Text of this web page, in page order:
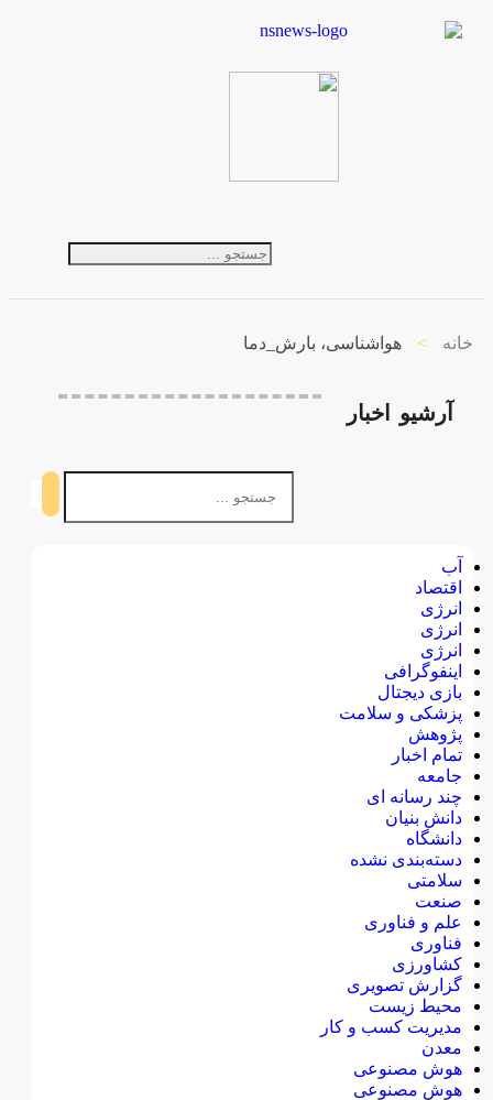
خانه > هواشناسی، بارش_دما
آرشیو اخبار
آب
اقتصاد
انرژی
انرژی
انرژی
اینفوگرافی
بازی دیجتال
پزشکی و سلامت
پژوهش
تمام اخبار
جامعه
چند رسانه ای
دانش بنیان
دانشگاه
دسته‌بندی نشده
سلامتی
صنعت
علم و فناوری
فناوری
کشاورزی
گزارش تصویری
محیط زیست
مدیریت کسب و کار
معدن
هوش مصنوعی
هوش مصنوعی